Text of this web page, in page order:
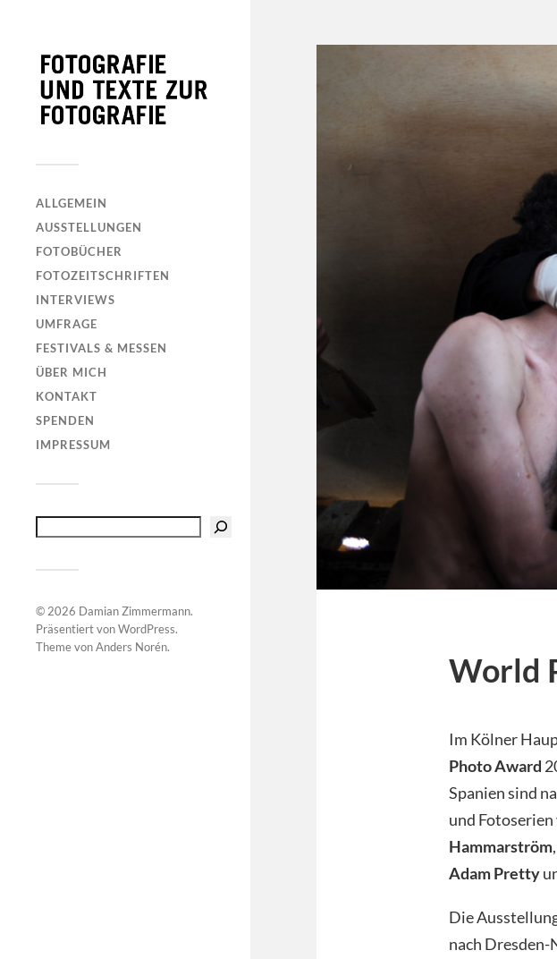
ALLGEMEIN
AUSSTELLUNGEN
FOTOBÜCHER
FOTOZEITSCHRIFTEN
INTERVIEWS
UMFRAGE
FESTIVALS & MESSEN
ÜBER MICH
KONTAKT
SPENDEN
IMPRESSUM
© 2026 Damian Zimmermann.
Präsentiert vonWordPress.
Theme vonAnders Norén.
World
Im Kölner
Photo Award
Spanien sind
und
Hammarström,
Adam Pretty
Die
nach Dresden-